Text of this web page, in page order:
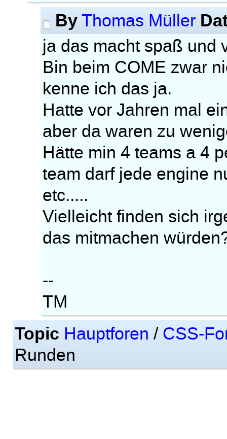
By Thomas Müller
ja das macht spaß und
Bin beim COME zwar
kenne ich das ja.
Hatte vor Jahren mal
aber da waren zu
Hätte min 4 teams a 4
team darf jede engine
etc.....
Vielleicht finden sich
das mitmachen
--
TM
Topic Hauptforen / CSS-
Runden